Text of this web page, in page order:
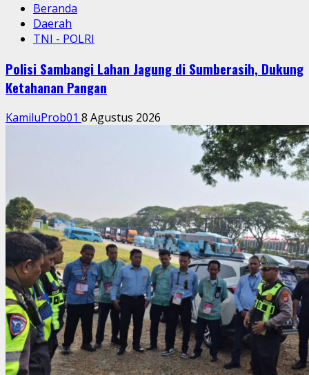
Beranda
Daerah
TNI - POLRI
Polisi Sambangi Lahan Jagung di Sumberasih, Dukung
Ketahanan Pangan
KamiluProb01 8 Agustus 2026